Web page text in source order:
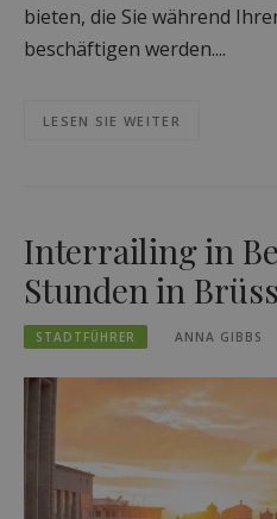
bieten, die Sie während
beschäftigen werden....
LESEN SIE WEITER
Interrailing in
Stunden in
STADTFÜHRER ANNA GIBBS